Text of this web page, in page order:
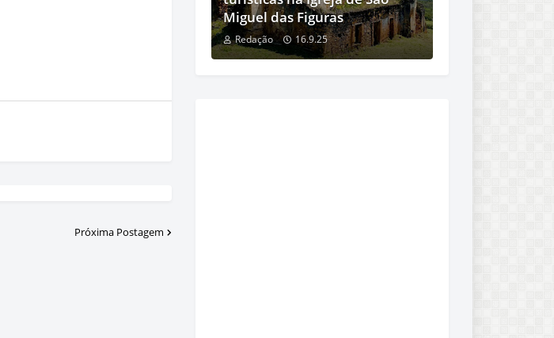
Próxima Postagem
Miguel das Figuras
Redação 16.9.25